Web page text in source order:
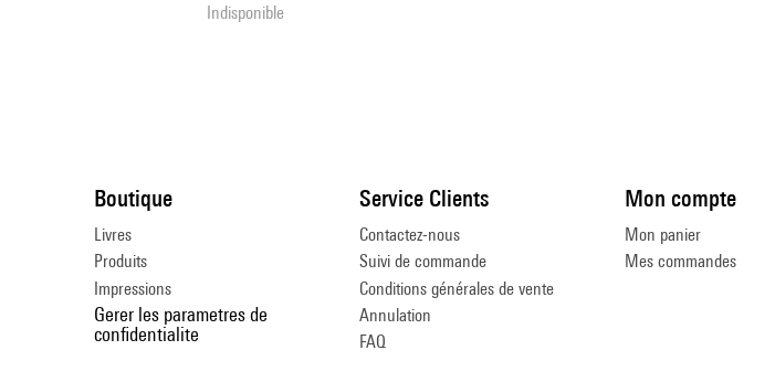
Indisponible
Boutique
Livres
Produits
Impressions
Gerer les parametres de
confidentialite
Service Clients
Contactez-nous
Suivi de commande
Conditions générales de vente
Annulation
FAQ
Mon compte
Mon panier
Mes commandes